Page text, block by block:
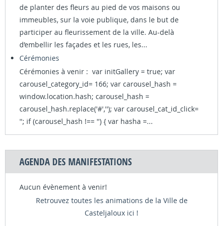
de planter des fleurs au pied de vos maisons ou
immeubles, sur la voie publique, dans le but de
participer au fleurissement de la ville. Au-delà
d’embellir les façades et les rues, les...
Cérémonies
Cérémonies à venir : var initGallery = true; var
carousel_category_id= 166; var carousel_hash =
window.location.hash; carousel_hash =
carousel_hash.replace('#',''); var carousel_cat_id_click=
''; if (carousel_hash !== '') { var hasha =...
AGENDA DES MANIFESTATIONS
Aucun évènement à venir!
Retrouvez toutes les animations de la Ville de
Casteljaloux ici !